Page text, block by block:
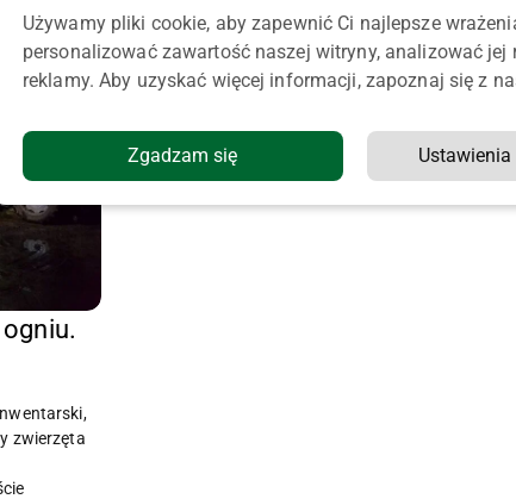
zwierzęta
Używamy pliki cookie, aby zapewnić Ci najlepsze
personalizować zawartość naszej witryny, analizować
reklamy. Aby uzyskać więcej informacji, zapoznaj się z
Zgadzam się Ustawienia